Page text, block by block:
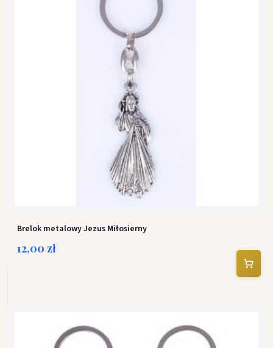
Brelok metalowy Jezus Miłosierny
12,00 zł